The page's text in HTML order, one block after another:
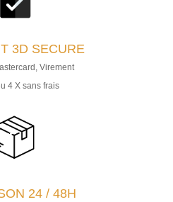
3D SECURE
Virement
4 X sans frais
24 / 48H